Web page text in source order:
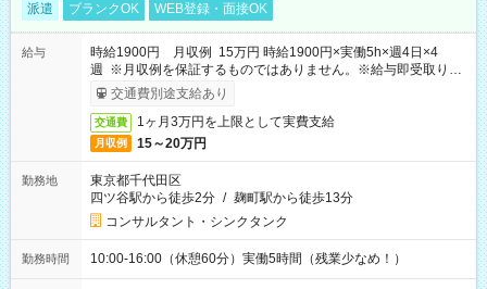
派遣 ブランクOK WEB登録・面接OK
給与
時給1900円 月収例 15万円 時給1900円×実働5h×週4日×4
週 ※月収例を保証するものではありません。※給与即受取りサ
ービス利用可（利用条件有）
交通費別途支給あり
交通費 1ヶ月3万円を上限として実費支給
月収例 15～20万円
勤務地
東京都千代田区
四ツ谷駅から徒歩2分 / 麹町駅から徒歩13分
コンサルタント・シンクタンク
勤務時間 10:00-16:00（休憩60分）実働5時間（残業少なめ！）